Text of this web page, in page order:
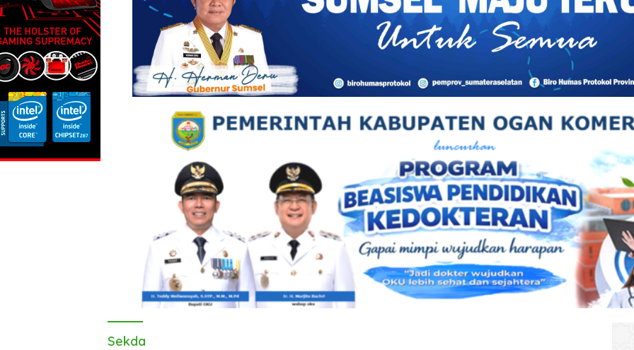
Sekda